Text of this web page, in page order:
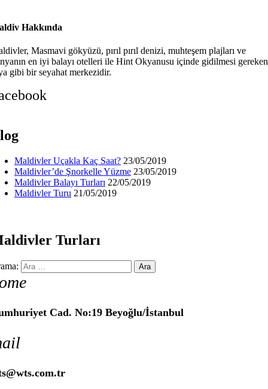
Hakkında
Masmavi gökyüzü, pırıl pırıl denizi, muhteşem plajları ve
en iyi balayı otelleri ile Hint Okyanusu içinde gidilmesi gereken
gibi bir seyahat merkezidir.
Maldivler Uçakla Kaç Saat? 23/05/2019
Maldivler’de Şnorkelle Yüzme 23/05/2019
Maldivler Balayı Turları 22/05/2019
Maldivler Turu 21/05/2019
Turları
Cad. No:19 Beyoğlu/İstanbul